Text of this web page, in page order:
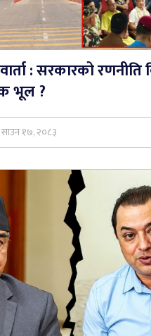
: सरकारको रणनीति
भूल ?
१७, २०८३